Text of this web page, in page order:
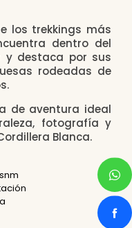
los trekkings más
dentro del
y destaca por sus
rodeadas de
de aventura ideal
fotografía y
Blanca.